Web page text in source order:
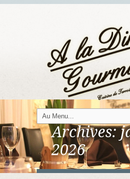
Archives:
2026